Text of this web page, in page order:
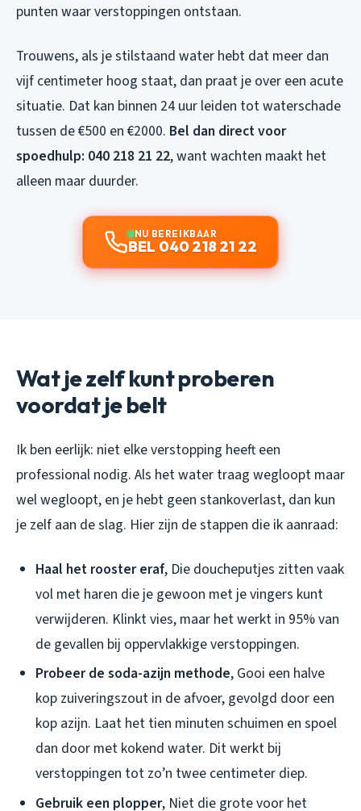
punten waar verstoppingen ontstaan.
Trouwens, als je stilstaand water hebt dat meer dan
vijf centimeter hoog staat, dan praat je over een acute
situatie. Dat kan binnen 24 uur leiden tot waterschade
tussen de €500 en €2000. Bel dan direct voor
spoedhulp: 040 218 21 22, want wachten maakt het
alleen maar duurder.
NU BEREIKBAAR
BEL 040 218 21 22
Wat je zelf kunt proberen
voordat je belt
Ik ben eerlijk: niet elke verstopping heeft een
professional nodig. Als het water traag wegloopt maar
wel wegloopt, en je hebt geen stankoverlast, dan kun
je zelf aan de slag. Hier zijn de stappen die ik aanraad:
Haal het rooster eraf, Die doucheputjes zitten vaak
vol met haren die je gewoon met je vingers kunt
verwijderen. Klinkt vies, maar het werkt in 95% van
de gevallen bij oppervlakkige verstoppingen.
Probeer de soda-azijn methode, Gooi een halve
kop zuiveringszout in de afvoer, gevolgd door een
kop azijn. Laat het tien minuten schuimen en spoel
dan door met kokend water. Dit werkt bij
verstoppingen tot zo’n twee centimeter diep.
Gebruik een plopper, Niet die grote voor het